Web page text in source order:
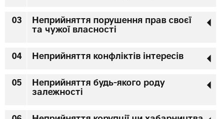
03
Неприйняття порушення прав своєї
та чужої власності
04 Неприйняття конфліктів інтересів
05
Неприйняття будь-якого роду
залежності